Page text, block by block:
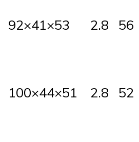
92×41×53 2.8 56
100×44×51 2.8 52